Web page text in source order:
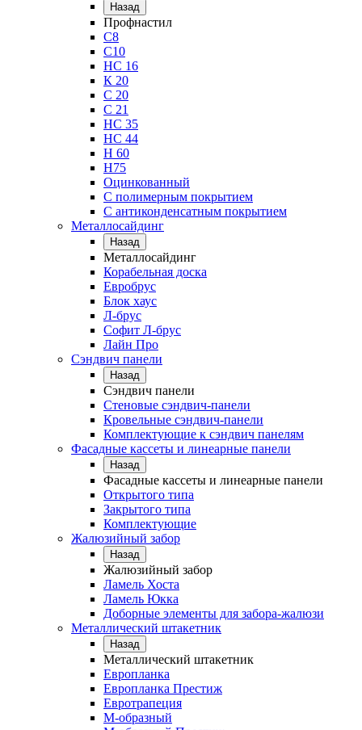
Назад
Профнастил
С8
С10
НС 16
К 20
С 20
С 21
НС 35
НС 44
Н 60
Н75
Оцинкованный
С полимерным покрытием
С антиконденсатным покрытием
Металлосайдинг
Назад
Металлосайдинг
Корабельная доска
Евробрус
Блок хаус
Л-брус
Софит Л-брус
Лайн Про
Сэндвич панели
Назад
Сэндвич панели
Стеновые сэндвич-панели
Кровельные сэндвич-панели
Комплектующие к сэндвич панелям
Фасадные кассеты и линеарные панели
Назад
Фасадные кассеты и линеарные панели
Открытого типа
Закрытого типа
Комплектующие
Жалюзийный забор
Назад
Жалюзийный забор
Ламель Хоста
Ламель Юкка
Доборные элементы для забора-жалюзи
Металлический штакетник
Назад
Металлический штакетник
Европланка
Европланка Престиж
Евротрапеция
М-образный